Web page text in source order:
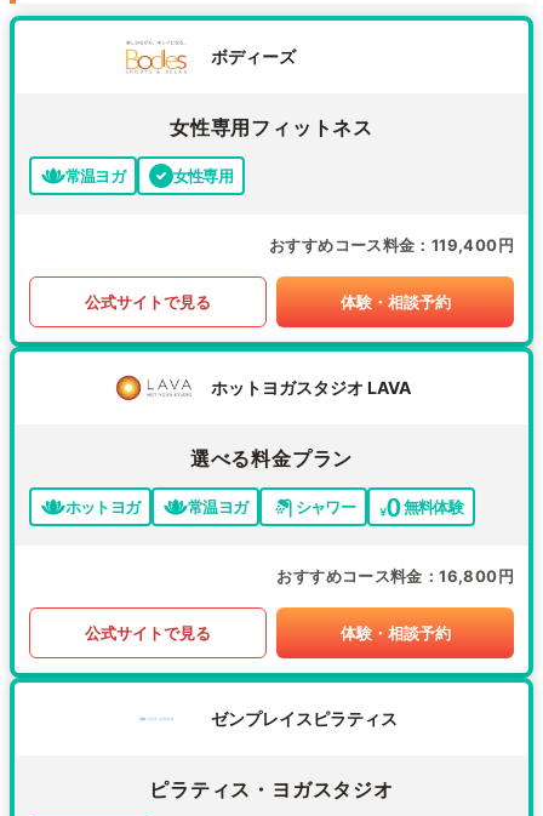
ボディーズ
女性専用フィットネス
常温ヨガ 女性専用
おすすめコース料金 119,400円
公式サイトで見る 体験・相談予約
ホットヨガスタジオ LAVA
選べる料金プラン
ホットヨガ 常温ヨガ シャワー 無料体験
おすすめコース料金 16,800円
公式サイトで見る 体験・相談予約
ゼンプレイスピラティス
ピラティス・ヨガスタジオ